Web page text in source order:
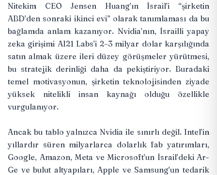
Nitekim CEO Jensen Huang’ın İsrail’i “şirketin
ABD’den sonraki ikinci evi” olarak tanımlaması da bu
bağlamda anlam kazanıyor. Nvidia’nın, İsrailli yapay
zeka girişimi AI21 Labs’i 2–3 milyar dolar karşılığında
satın almak üzere ileri düzey görüşmeler yürütmesi,
bu stratejik derinliği daha da pekiştiriyor. Buradaki
temel motivasyonun, şirketin teknolojisinden ziyade
yüksek nitelikli insan kaynağı olduğu özellikle
vurgulanıyor.
Ancak bu tablo yalnızca Nvidia ile sınırlı değil. Intel’in
yıllardır süren milyarlarca dolarlık fab yatırımları,
Google, Amazon, Meta ve Microsoft’un İsrail’deki Ar-
Ge ve bulut altyapıları, Apple ve Samsung’un tedarik